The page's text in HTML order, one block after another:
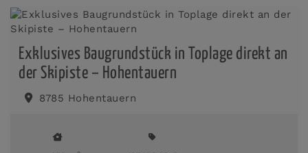
Exklusives Baugrundstück in Toplage direkt an
der Skipiste – Hohentauern
8785 Hohentauern